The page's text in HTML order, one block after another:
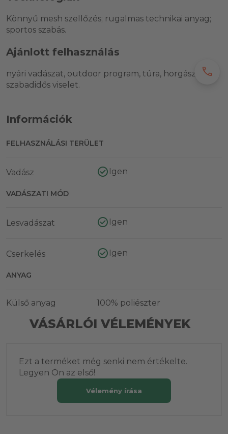
Könnyű mesh szellőzés; rugalmas technikai anyag;
sportos szabás.
Ajánlott felhasználás
nyári vadászat, outdoor program, túra, horgászat és
szabadidős viselet.
Információk
FELHASZNÁLÁSI TERÜLET
Vadász Igen
VADÁSZATI MÓD
Lesvadászat Igen
Cserkelés Igen
ANYAG
Külső anyag 100% poliészter
VÁSÁRLÓI VÉLEMÉNYEK
Ezt a terméket még senki nem értékelte.
Legyen Ön az első!
Vélemény írása
call